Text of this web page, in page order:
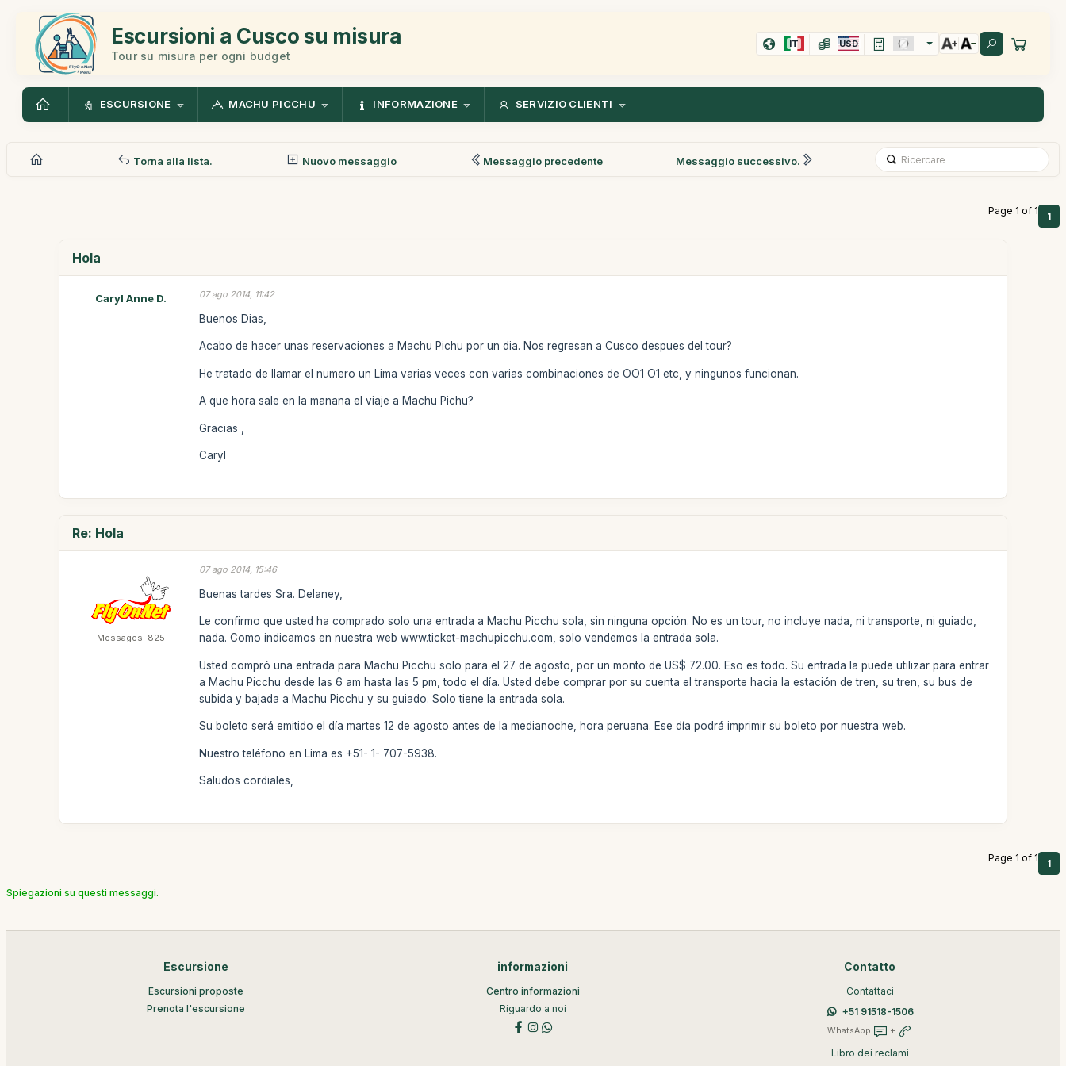
Escursioni a Cusco su misura
Tour su misura per ogni budget
IT USD
ESCURSIONE MACHU PICCHU INFORMAZIONE SERVIZIO CLIENTI
Torna alla lista. Nuovo messaggio Messaggio precedente Messaggio successivo.
Page 1 of 1 1
Hola
Caryl Anne D. 07 ago 2014, 11:42
Buenos Dias,
Acabo de hacer unas reservaciones a Machu Pichu por un dia. Nos regresan a Cusco despues del tour?
He tratado de llamar el numero un Lima varias veces con varias combinaciones de OO1 O1 etc, y ningunos funcionan.
A que hora sale en la manana el viaje a Machu Pichu?
Gracias ,
Caryl
Re: Hola
Messages: 825
07 ago 2014, 15:46
Buenas tardes Sra. Delaney,
Le confirmo que usted ha comprado solo una entrada a Machu Picchu sola, sin ninguna opción. No es un tour, no incluye nada, ni transporte, ni guiado,
nada. Como indicamos en nuestra web www.ticket-machupicchu.com, solo vendemos la entrada sola.
Usted compró una entrada para Machu Picchu solo para el 27 de agosto, por un monto de US$ 72.00. Eso es todo. Su entrada la puede utilizar para entrar
a Machu Picchu desde las 6 am hasta las 5 pm, todo el día. Usted debe comprar por su cuenta el transporte hacia la estación de tren, su tren, su bus de
subida y bajada a Machu Picchu y su guiado. Solo tiene la entrada sola.
Su boleto será emitido el día martes 12 de agosto antes de la medianoche, hora peruana. Ese día podrá imprimir su boleto por nuestra web.
Nuestro teléfono en Lima es +51- 1- 707-5938.
Saludos cordiales,
Page 1 of 1 1
Spiegazioni su questi messaggi.
Escursione
Escursioni proposte
Prenota l'escursione
informazioni
Centro informazioni
Riguardo a noi
Contatto
Contattaci
+51 91518-1506
WhatsApp +
Libro dei reclami